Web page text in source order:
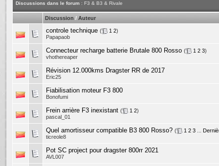
Discussions dans le forum : F3 & B3 & Rivale
Discussion / Auteur
controle technique ( 1 2)
Papapaob
Connecteur recharge batterie Brutale 800 Rosso ( 1 2 3)
vhothereaper
Révision 12.000kms Dragster RR de 2017
Eric25
Fiabilisation moteur F3 800
Bonofumi
Frein arrière F3 inexistant ( 1 2)
pascal_01
Quel amortisseur compatible B3 800 Rosso? ( 1 2 3
ticreole8
Pot SC project pour dragster 800rr 2021
AVL007